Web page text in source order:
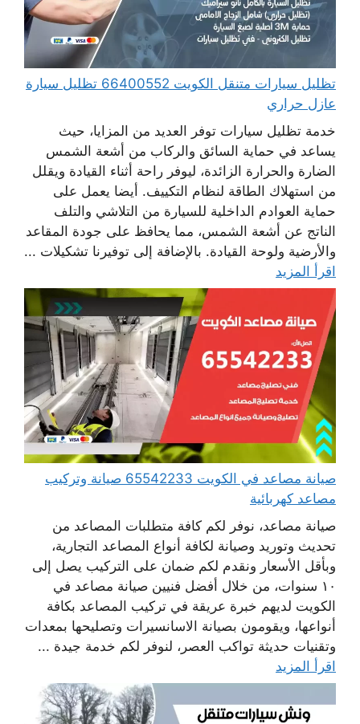
تظليل سيارات متنقل الكويت 66400552 تظليل سيارة
عازل حراري
خدمة تظليل سيارات توفر العديد من المزايا، حيث
يساعد في حماية السائق والركاب من أشعة الشمس
الضارة والحرارة الزائدة، ليوفر راحة أثناء القيادة ويقلل
من استهلاك الطاقة لنظام التكييف. أيضا يعمل على
حماية العوادم الداخلية للسيارة من التلاشي والتلف
الناتج عن أشعة الشمس، مما يحافظ على جودة المقاعد
والأرضية ولوحة القيادة. بالإضافة إلى توفيرنا تشكيلات ...
اقرأ المزيد
صيانة مصاعد في الكويت 65542233 صيانة وتركيب
مصاعد كهربائية
صيانة مصاعد، نوفر لكم كافة متطلبات المصاعد من
تحديث وتوريد وصيانة لكافة أنواع المصاعد التجارية،
وبأقل الأسعار ونقدم لكم ضمان على التركيب يصل إلى
١٠ سنوات، من خلال أفضل فنيين صيانة مصاعد في
الكويت لديهم خبرة عريقة في تركيب المصاعد بكافة
أنواعها، ويقومون بصيانة الاسانسيرات وتصليحها بمعدات
وتقنيات حديثة تواكب العصر، لنوفر لكم خدمة جيدة ...
اقرأ المزيد